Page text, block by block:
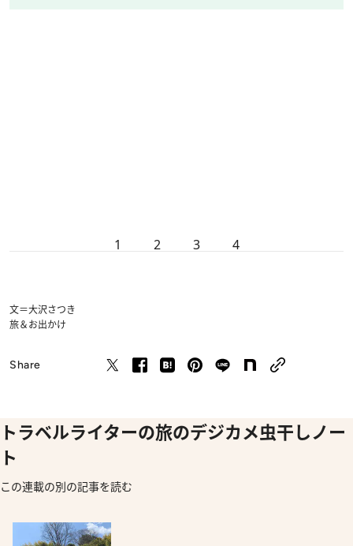
1 2 3 4
文＝大沢さつき
旅＆お出かけ
Share
トラベルライターの旅のデジカメ虫干しノー
ト
この連載の別の記事を読む